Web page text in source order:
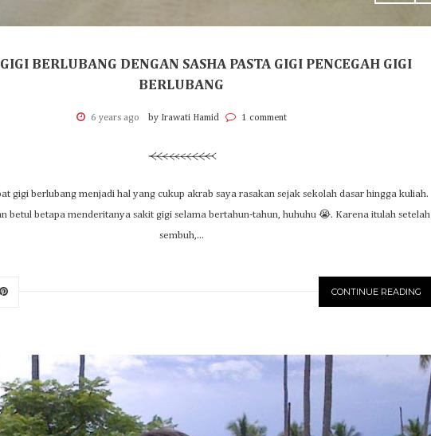
BERLUBANG DENGAN SASHA PASTA GIGI PENCEGAH GIGI
BERLUBANG
6 years ago by Irawati Hamid 1 comment
gigi berlubang menjadi hal yang cukup akrab saya rasakan sejak sekolah dasar hingga kuliah.
betul betapa menderitanya sakit gigi selama bertahun-tahun, huhuhu 😭. Karena itulah setelah
sembuh,...
CONTINUE READING